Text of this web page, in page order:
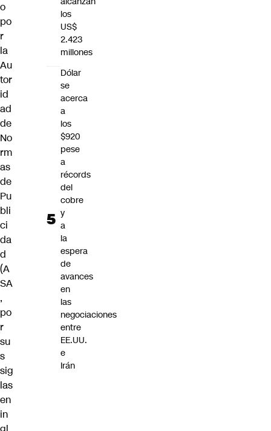
o
po
r
la
Au
tor
id
ad
de
No
rm
as
de
Pu
bli
ci
da
d
(A
SA
,
po
r
su
s
sig
las
en
in
los
US$
2.423
millones
Dólar
se
acerca
a
los
$920
pese
a
récords
del
cobre
y
a
la
espera
de
avances
en
las
negociaciones
entre
EE.UU.
e
Irán